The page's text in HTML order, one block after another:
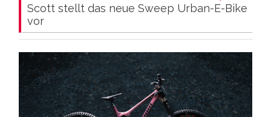
Scott stellt das neue Sweep Urban-E-Bike
vor